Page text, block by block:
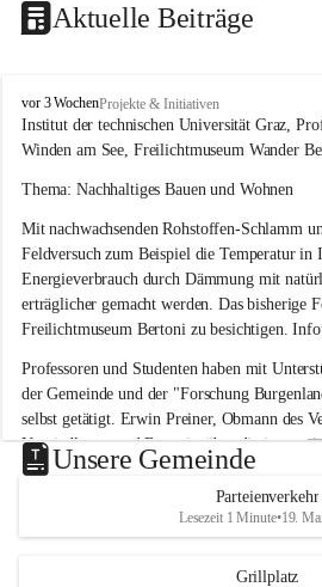
Aktuelle Beiträge
W
i
n
e
a
m
S
e
e
vor 3 WochenProjekte & Initiativen
Institut der technischen Universität Graz,
Winden am See, Freilichtmuseum Wander
Thema: Nachhaltiges Bauen und Wohnen
Mit nachwachsenden Rohstoffen-Schlamm
Feldversuch zum Beispiel die Temperatur in
Energieverbrauch durch Dämmung mit
erträglicher gemacht werden. Das bisherige
Freilichtmuseum Bertoni zu besichtigen.
Professoren und Studenten haben mit
der Gemeinde und der "Forschung
selbst getätigt. Erwin Preiner, Obmann des
Neusiedlersee und Bgm. ist über die
hofft auf baldige praktische Anwendung der
Gerade in Zeiten des Klimawandels ist jede
wichtig!
Unsere Gemeinde
Parteienverkehr
Lesezeit 1 Minute•19.
Grillplatz